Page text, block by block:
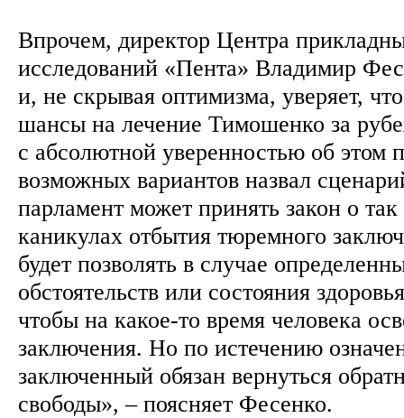
Впрочем, директор Центра
исследований «Пента» Владимир
и, не скрывая оптимизма, уверяет,
шансы на лечение Тимошенко за
с абсолютной уверенностью об этом
возможных вариантов назвал
парламент может принять закон о
каникулах отбытия тюремного
будет позволять в случае
обстоятельств или состояния
чтобы на какое-то время человека
заключения. Но по истечению
заключенный обязан вернуться
свободы», – поясняет Фесенко.